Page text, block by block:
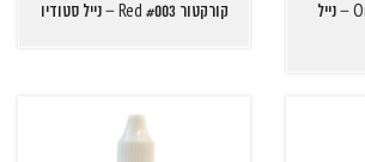
קורקטור Orange #004 – נייל
קורקטור Red #003 – נייל סטודיו